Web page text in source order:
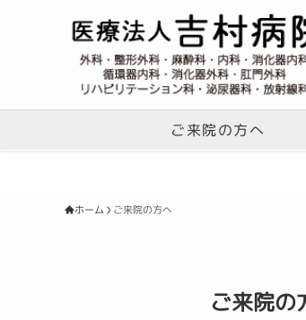
ご来院の方へ
ホーム ご来院の方へ
ご来院の